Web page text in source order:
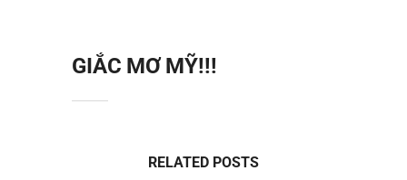
GIẮC MƠ MỸ!!!
RELATED POSTS